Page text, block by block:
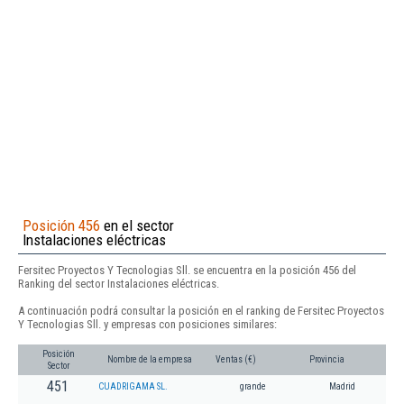
Posición 456 en el sector
Instalaciones eléctricas
Fersitec Proyectos Y Tecnologias Sll. se encuentra en la posición 456 del
Ranking del sector Instalaciones eléctricas.
A continuación podrá consultar la posición en el ranking de Fersitec Proyectos
Y Tecnologias Sll. y empresas con posiciones similares:
Posición
Sector
Nombre de la empresa Ventas (€) Provincia
451 CUADRIGAMA SL. grande Madrid